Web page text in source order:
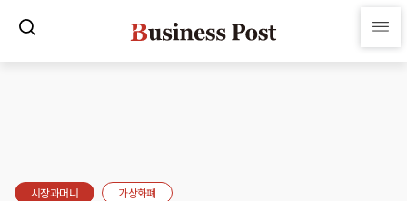
시장과머니 가상화폐